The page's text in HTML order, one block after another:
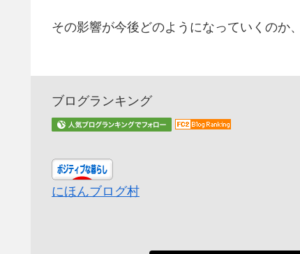
その影響が今後どのようになっていくのか
ブログランキング
にほんブログ村